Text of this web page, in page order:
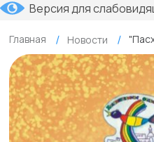
Версия для
Главная Новости